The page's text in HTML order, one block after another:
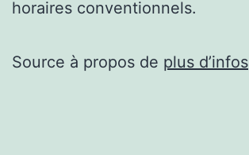
horaires conventionnels.
Source à propos de plus d’infos